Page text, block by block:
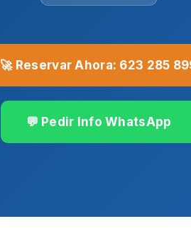
🚀 Reservar Ahora: 623 285
💬 Pedir Info WhatsApp